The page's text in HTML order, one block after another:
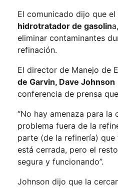
El comunicado dijo que
hidrotratador de gasolin
eliminar contaminantes
refinación.
El director de Manejo de
de Garvin, Dave Johnson
conferencia de prensa
“No hay amenaza para la
problema fuera de la
parte (de la refinería)
está cerrada, pero el
segura y funcionando”.
Johnson dijo que la